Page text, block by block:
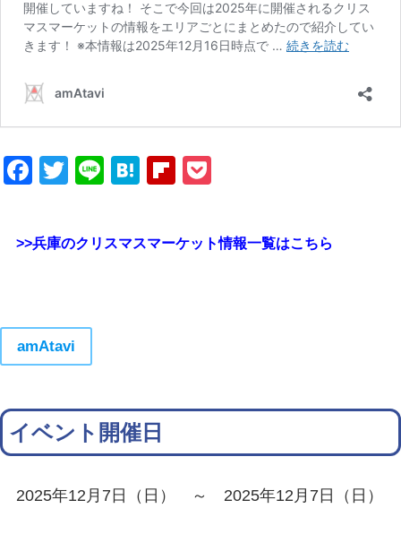
Facebook
Twitter
LineHatenaFlipboard
>>兵庫のクリスマスマーケット情報一覧はこちら
amAtavi
イベント開催日
2025年12月7日（日） ～ 2025年12月7日（日）